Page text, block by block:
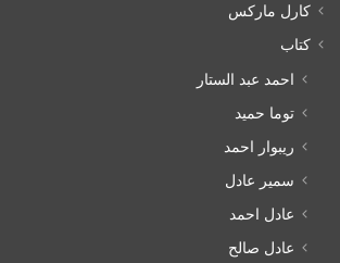
كارل ماركس
كتاب
احمد عبد الستار
توما حميد
ريبوار احمد
سمير عادل
عادل احمد
عادل صالح